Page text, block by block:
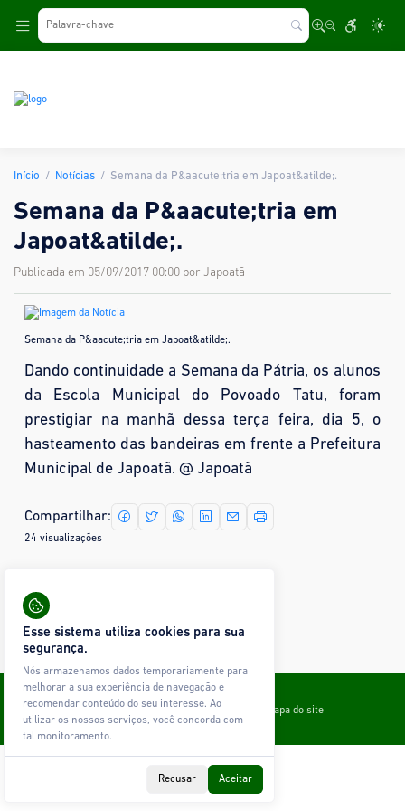
Início Notícias Semana da P&aacute;tria em Japoat&atilde;.
Semana da P&aacute;tria em
Japoat&atilde;.
Publicada em 05/09/2017 00:00 por Japoatã
Semana da P&aacute;tria em Japoat&atilde;.
Dando continuidade a Semana da Pátria, os alunos
da Escola Municipal do Povoado Tatu, foram
prestigiar na manhã dessa terça feira, dia 5, o
hasteamento das bandeiras em frente a Prefeitura
Municipal de Japoatã. @ Japoatã
Compartilhar:
24 visualizações
Nenhuma imagem encontrada.
Todos os direitos reservados © Ágape Sistemas
ContatoPolítica de Privacidade Mapa do site
Esse sistema utiliza cookies para sua
segurança.
Nós armazenamos dados temporariamente para
melhorar a sua experiência de navegação e
recomendar conteúdo do seu interesse. Ao
utilizar os nossos serviços, você concorda com
tal monitoramento.
Recusar Aceitar